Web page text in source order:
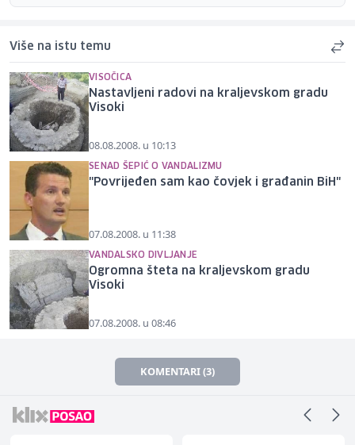
Više na istu temu
VISOČICA
Nastavljeni radovi na kraljevskom gradu
Visoki
08.08.2008. u 10:13
SENAD ŠEPIĆ O VANDALIZMU
"Povrijeđen sam kao čovjek i građanin BiH"
07.08.2008. u 11:38
VANDALSKO DIVLJANJE
Ogromna šteta na kraljevskom gradu
Visoki
07.08.2008. u 08:46
KOMENTARI (3)